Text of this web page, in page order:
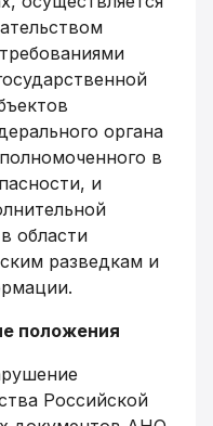
органа
в
и
области
разведкам и
положения
Российской